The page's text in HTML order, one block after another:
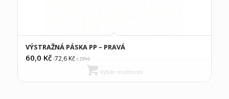
VÝSTRAŽNÁ PÁSKA PP – PRAVÁ
60,0 Kč (72,6Kčs DPH)
Výběr možností